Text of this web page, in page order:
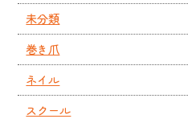
未分類
巻き爪
ネイル
スクール